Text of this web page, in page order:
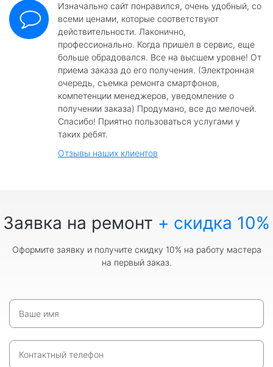
Изначально сайт понравился, очень удобный, со
всеми ценами, которые соответствуют
действительности. Лаконично,
профессионально. Когда пришел в сервис, еще
больше обрадовался. Все на высшем уровне! От
приема заказа до его получения. (Электронная
очередь, съемка ремонта смартфонов,
компетенции менеджеров, уведомление о
получении заказа) Продумано, все до мелочей.
Спасибо! Приятно пользоваться услугами у
таких ребят.
Отзывы наших клиентов
Заявка на ремонт + скидка 10%
Оформите заявку и получите скидку 10% на работу мастера
на первый заказ.